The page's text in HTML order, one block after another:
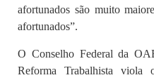
afortunados são muito
afortunados”.
O Conselho Federal da
Reforma Trabalhista viola